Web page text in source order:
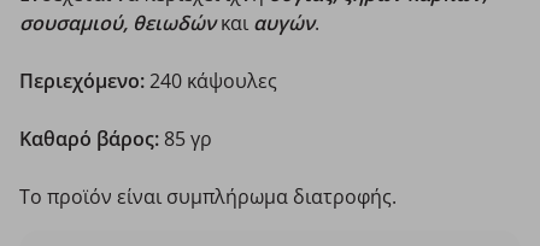
σουσαμιού, θειωδώνκαι αυγών.
Περιεχόμενο:240 κάψουλες
Καθαρό βάρος: 85 γρ
Το προϊόν είναι συμπλήρωμα διατροφής.